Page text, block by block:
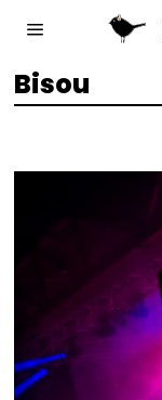
Bisou